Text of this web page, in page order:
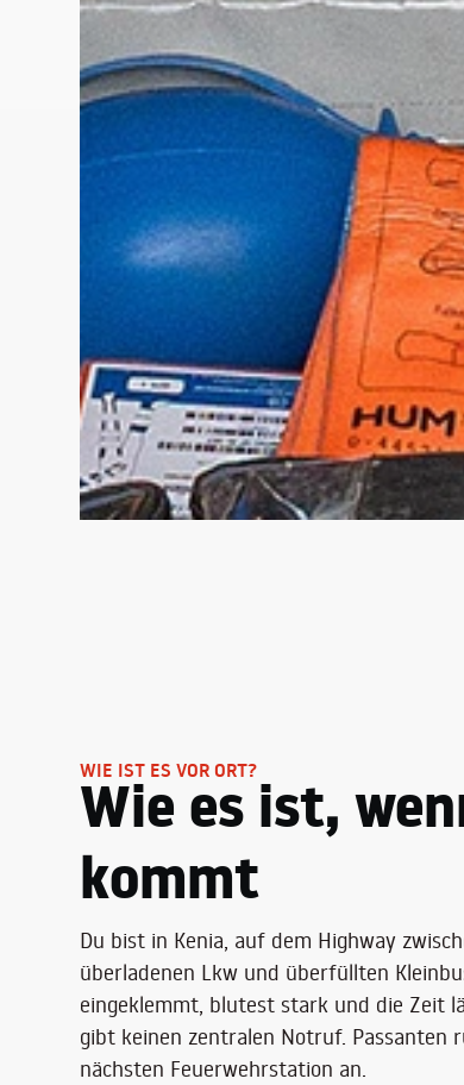
WIE IST ES VOR ORT?
Wie es ist,
kommt
Du bist in Kenia, auf dem Highway
überladenen Lkw und überfüllten
eingeklemmt, blutest stark und die Zeit
gibt keinen zentralen Notruf. Passanten
nächsten Feuerwehrstation an.